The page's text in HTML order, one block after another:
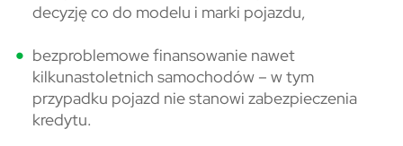
decyzję co do modelu i marki pojazdu,
bezproblemowe finansowanie nawet
kilkunastoletnich samochodów – w tym
przypadku pojazd nie stanowi zabezpieczenia
kredytu.